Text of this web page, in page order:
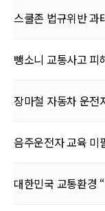
스쿨존 법규위반 과
뺑소니 교통사고 피
장마철 자동차 운전
음주운전자 교육 미
대한민국 교통환경